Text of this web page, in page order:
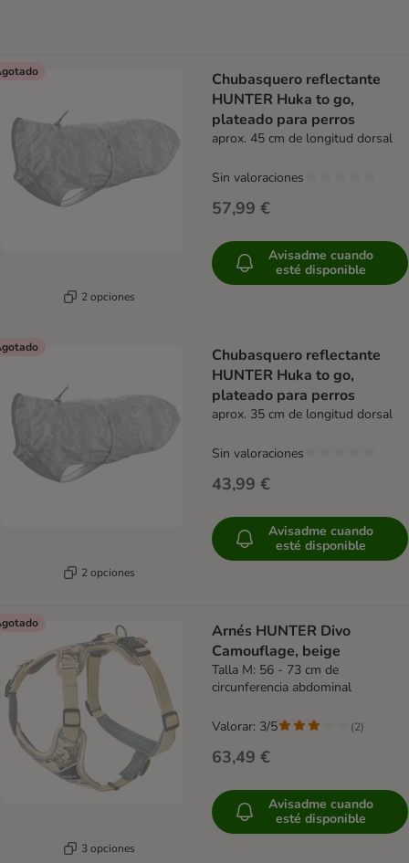
2 opciones
Chubasquero reflectante
HUNTER Huka to go,
plateado para perros
aprox. 45 cm de longitud dorsal
57,99 €
Sin valoraciones
Avisadme cuando
esté disponible
2 opciones
Chubasquero reflectante
HUNTER Huka to go,
plateado para perros
aprox. 35 cm de longitud dorsal
43,99 €
Sin valoraciones
Avisadme cuando
esté disponible
3 opciones
Arnés HUNTER Divo
Camouflage, beige
Talla M: 56 - 73 cm de
circunferencia abdominal
63,49 €
Valorar: 3/5 (2)
Avisadme cuando
esté disponible